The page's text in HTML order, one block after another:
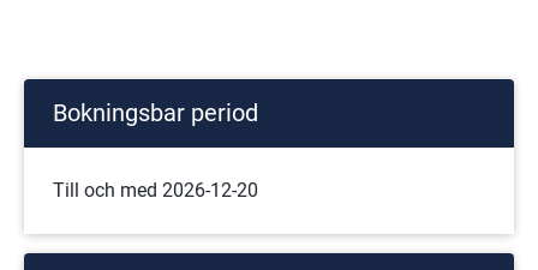
Bokningsbar period
Till och med 2026-12-20